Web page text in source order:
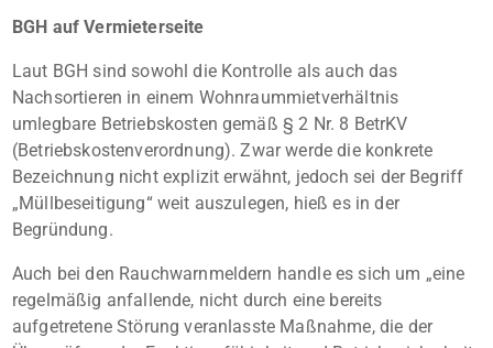
BGH auf Vermieterseite
Laut BGH sind sowohl die Kontrolle als auch das
Nachsortieren in einem Wohnraummietverhältnis
umlegbare Betriebskosten gemäß § 2 Nr. 8 BetrKV
(Betriebskostenverordnung). Zwar werde die konkrete
Bezeichnung nicht explizit erwähnt, jedoch sei der Begriff
„Müllbeseitigung“ weit auszulegen, hieß es in der
Begründung.
Auch bei den Rauchwarnmeldern handle es sich um „eine
regelmäßig anfallende, nicht durch eine bereits
aufgetretene Störung veranlasste Maßnahme, die der